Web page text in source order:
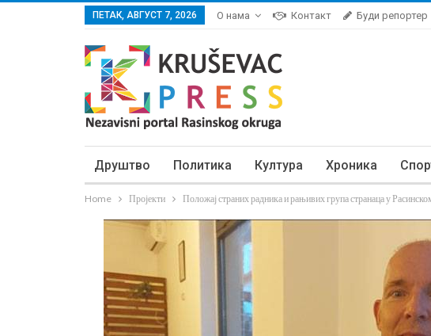
ПЕТАК, АВГУСТ 7, 2026 О нама Контакт Буди репортер
Друштво Политика Култура Хроника
Home Пројекти Положај страних радника и рањивих група странаца у